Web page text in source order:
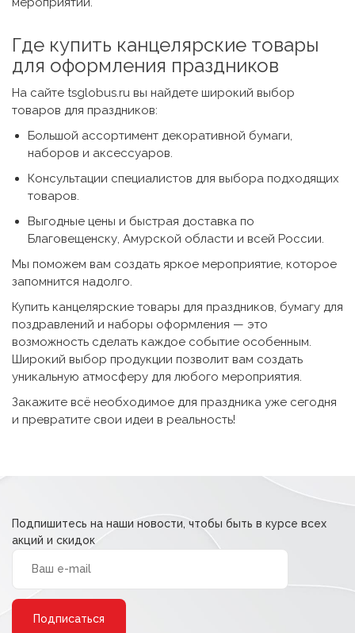
Где купить канцелярские товары
для оформления праздников
На сайте tsglobus.ru вы найдете широкий выбор
товаров для праздников:
Большой ассортимент декоративной бумаги,
наборов и аксессуаров.
Консультации специалистов для выбора подходящих
товаров.
Выгодные цены и быстрая доставка по
Благовещенску, Амурской области и всей России.
Мы поможем вам создать яркое мероприятие, которое
запомнится надолго.
Купить канцелярские товары для праздников, бумагу для
поздравлений и наборы оформления — это
возможность сделать каждое событие особенным.
Широкий выбор продукции позволит вам создать
уникальную атмосферу для любого мероприятия.
Закажите всё необходимое для праздника уже сегодня
и превратите свои идеи в реальность!
Подпишитесь на наши новости, чтобы быть в курсе всех
акций и скидок